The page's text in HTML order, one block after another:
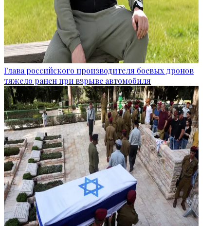
Глава российского производителя боевых дронов
тяжело ранен при взрыве автомобиля